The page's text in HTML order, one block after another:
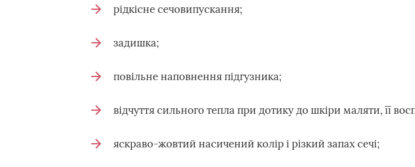
рідкісне сечовипускання;
задишка;
повільне наповнення підгузника;
відчуття сильного тепла при дотику до шкіри маляти, її
яскраво-жовтий насичений колір і різкий запах сечі;